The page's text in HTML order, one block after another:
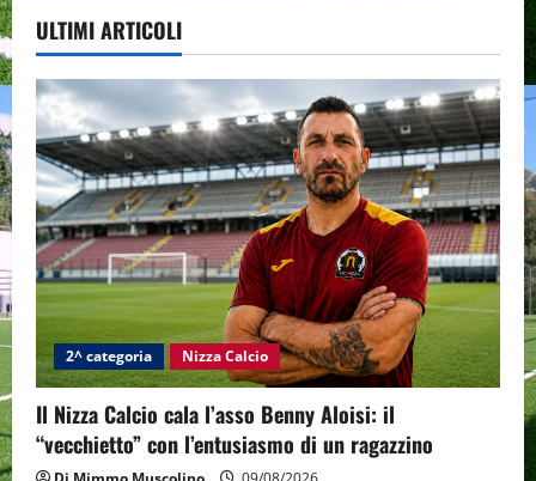
ULTIMI ARTICOLI
2^ categoria Nizza Calcio
Il Nizza Calcio cala l’asso Benny Aloisi: il
“vecchietto” con l’entusiasmo di un ragazzino